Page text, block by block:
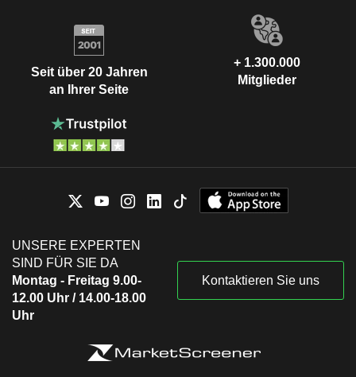
Seit über 20 Jahren
an Ihrer Seite
+ 1.300.000
Mitglieder
UNSERE EXPERTEN
SIND FÜR SIE DA
Montag - Freitag 9.00-
12.00 Uhr / 14.00-18.00
Uhr
Kontaktieren Sie uns